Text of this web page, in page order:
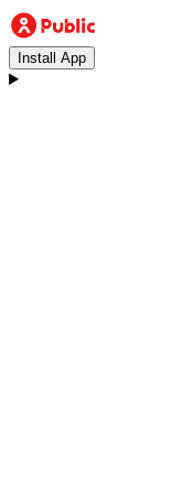
Install App